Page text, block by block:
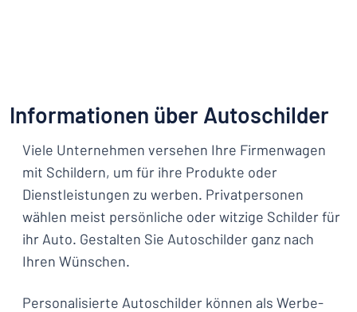
Informationen über Autoschilder
Viele Unternehmen versehen Ihre Firmenwagen
mit Schildern, um für ihre Produkte oder
Dienstleistungen zu werben. Privatpersonen
wählen meist persönliche oder witzige Schilder für
ihr Auto. Gestalten Sie Autoschilder ganz nach
Ihren Wünschen.
Personalisierte Autoschilder können als Werbe-